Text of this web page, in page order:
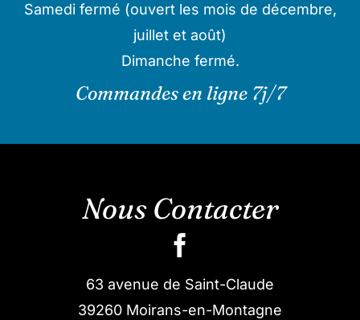
Samedi fermé (ouvert les mois de décembre,
juillet et août)
Dimanche fermé.
Commandes en ligne 7j/7
Nous Contacter
63 avenue de Saint-Claude
39260 Moirans-en-Montagne